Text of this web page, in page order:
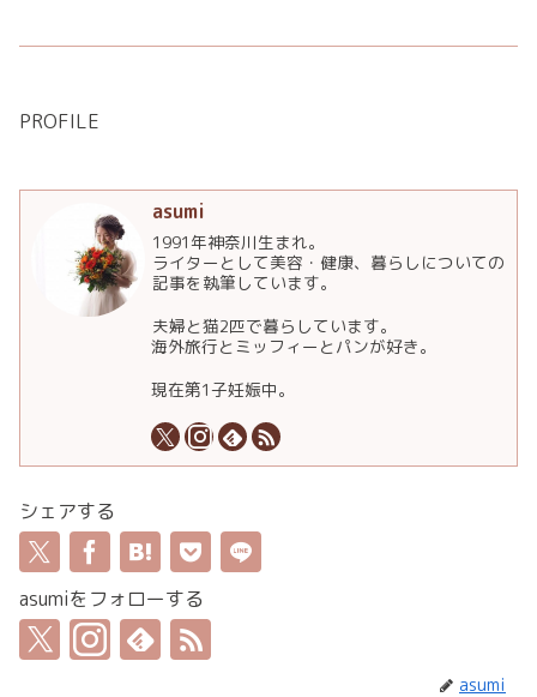
PROFILE
asumi
1991年神奈川生まれ。
ライターとして美容・健康、暮らしについての
記事を執筆しています。
夫婦と猫2匹で暮らしています。
海外旅行とミッフィーとパンが好き。
現在第1子妊娠中。
シェアする
asumiをフォローする
asumi